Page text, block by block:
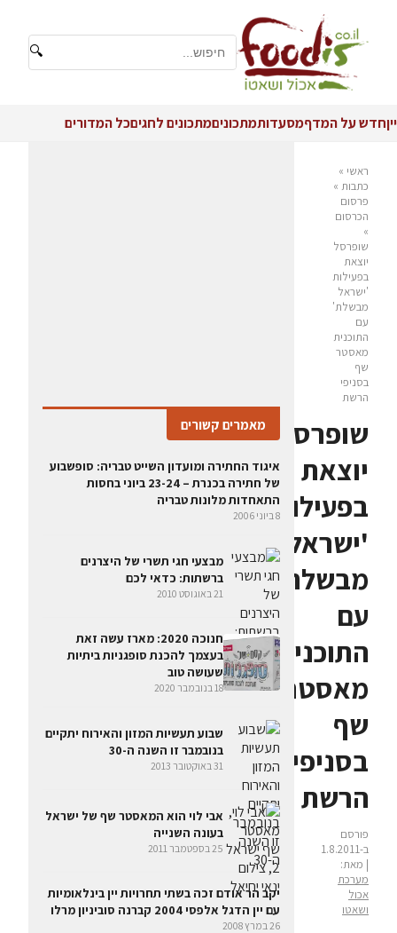
🔍
ייןחדש על המדףמסעדותמתכוניםמתכונים לחגיםכל המדורים
ראשי »
כתבות »
פרסום
הכרסום
»
שופרסל
יוצאת
בפעילות
'ישראל
מבשלת'
עם
התוכנית
מאסטר
שף
בסניפי
הרשת
שופרסל
יוצאת
בפעילות
'ישראל
מבשלת'
עם
התוכנית
מאסטר
שף
בסניפי
הרשת
פורסם
ב-1.8.2011
| מאת:
מערכת
אכול
ושאטו
מאמרים קשורים
איגוד החתירה ומועדון השייט טבריה: סופשבוע
של חתירה בכנרת – 23-24 ביוני בחסות
התאחדות מלונות טבריה
8 ביוני 2006
מבצעי חגי תשרי של היצרנים
ברשתות: כדאי לכם
21 באוגוסט 2010
חנוכה 2020: מארז עשה זאת
בעצמך להכנת סופגניות ביתיות
שעושה טוב
18 בנובמבר 2020
שבוע תעשיות המזון והאירוח יתקיים
בנובמבר זו השנה ה-30
31 באוקטובר 2013
אבי לוי הוא המאסטר שף של ישראל
בעונה השנייה
25 בספטמבר 2011
יקב הר אודם זכה בשתי תחרויות יין בינלאומיות
עם יין הדגל אלפסי 2004 קברנה סוביניון מרלו
26 במרץ 2008